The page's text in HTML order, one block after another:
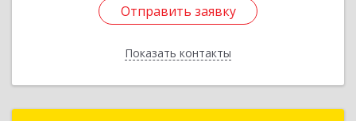
Отправить заявку
Показать контакты
Отправить заявку
Назад